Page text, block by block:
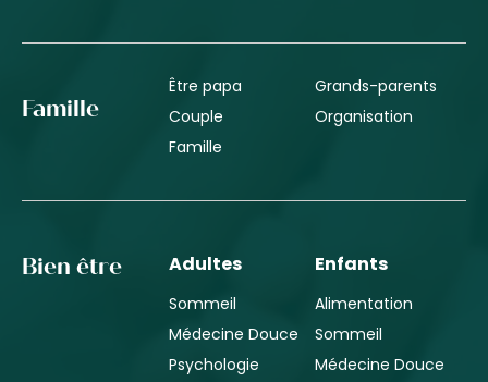
Famille
Être papa
Couple
Famille
Grands-parents
Organisation
Bien être Adultes
Sommeil
Médecine Douce
Psychologie
Enfants
Alimentation
Sommeil
Médecine Douce